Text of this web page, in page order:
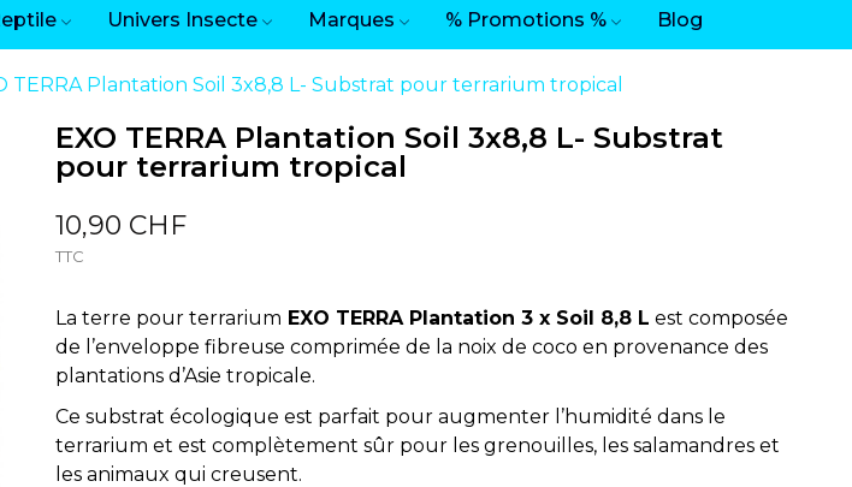
Univers Insecte Marques % Promotions % Blog
TERRA Plantation Soil 3x8,8 L- Substrat pour terrarium tropical
EXO TERRA Plantation Soil 3x8,8 L- Substrat
pour terrarium tropical
10,90 CHF
TTC
La terre pour terrarium EXO TERRA Plantation 3 x Soil 8,8 L est composée
de l’enveloppe fibreuse comprimée de la noix de coco en provenance des
plantations d’Asie tropicale.
Ce substrat écologique est parfait pour augmenter l’humidité dans le
terrarium et est complètement sûr pour les grenouilles, les salamandres et
les animaux qui creusent.